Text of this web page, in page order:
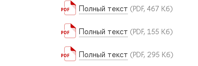
Полный текст (PDF, 467 Кб)
Полный текст (PDF, 155 Кб)
Полный текст (PDF, 295 Кб)